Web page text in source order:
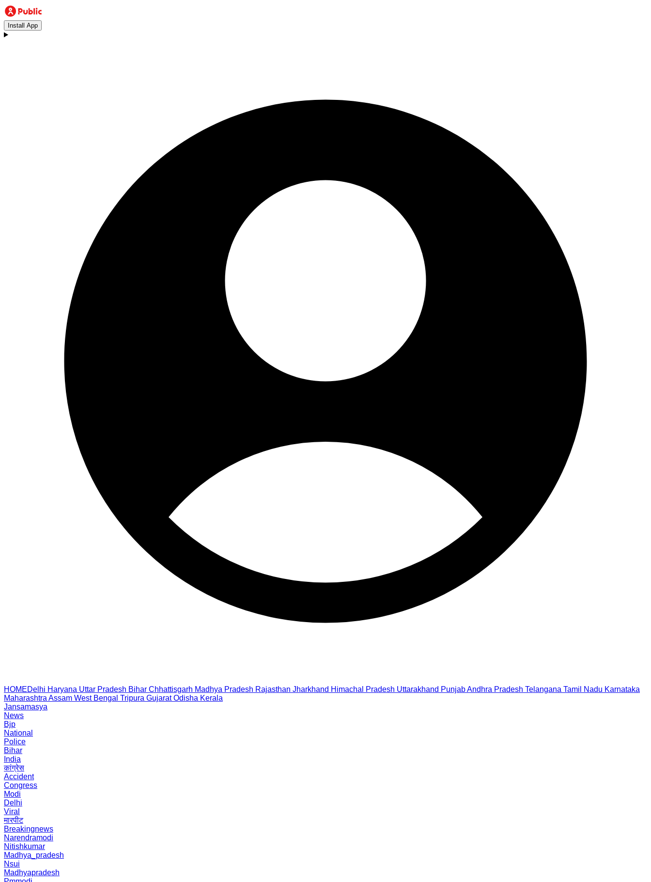
Install App
HOMEDelhi Haryana Uttar Pradesh Bihar Chhattisgarh Madhya Pradesh Rajasthan Jharkhand Himachal Pradesh Uttarakhand PunjabAndhra Pradesh Telangana Tamil Nadu Karnataka
Maharashtra Assam West Bengal Tripura Gujarat Odisha Kerala
Jansamasya
News
Bjp
National
Police
Bihar
India
कांग्रेस
Accident
Congress
Modi
Delhi
Viral
मारपीट
Breakingnews
Narendramodi
Nitishkumar
Madhya_pradesh
Nsui
Madhyapradesh